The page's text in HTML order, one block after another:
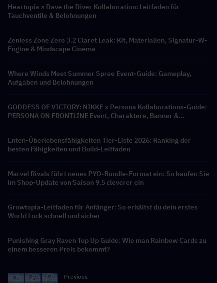
Heartopia × Dave the Diver Kollaboration: Leitfaden für
Tauchventile & Belohnungen
Zenless Zone Zero 3.2 Claret Leak: Kit, Materialien, Signatur-W-
Engine & Mindscape Cinema
Where Winds Meet Summer Spree Event-Guide: Gameplay,
Aufgaben und Belohnungen
GODDESS OF VICTORY: NIKKE × Persona Kollaborations-Guide:
PERSONA ON FRONTLINE Event, Charaktere, Banner &
Enten-Überlebensfähigkeiten Tier-Liste 2026: Ranking der
besten Fähigkeiten und Build-Leitfaden
Marvel Rivals führt neues PYO-Bundle-Format ein: So kaufen Sie
im Shop-Update von Saison 9.5 cleverer ein
Growtopia-Leitfaden für Anfänger: So erhältst du dein erstes
World Lock schnell und sicher
Punishing Gray Raven Top Up Guide: Wie man Rainbow Cards zu
einem besseren Preis bekommt?
Previous